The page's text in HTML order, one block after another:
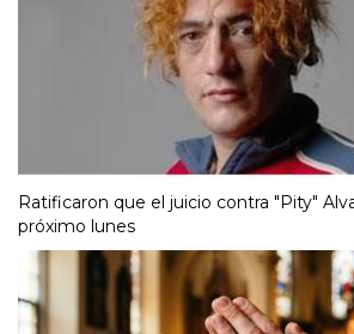
Ratificaron que el juicio contra "Pity"
próximo lunes